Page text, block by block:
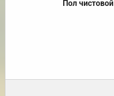
Пол чистовой